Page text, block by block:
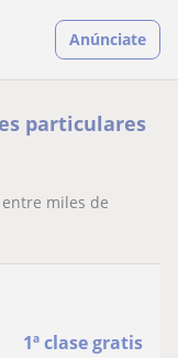
Anúnciate
particulares
miles de
1ª clase gratis